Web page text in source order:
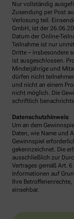
Nur vollständig
Zusendung per Post
Verlosung teil.
GmbH, ist der
Datum der Online-
Teilnahme ist nur
Dritte – insbesondere
ist ausgeschlossen.
Minderjährige und
dürfen nicht
und nicht an einem
nicht möglich. Die
schriftlich
Datenschutzhinweis
Um an dem
Daten, wie Name und
Gewinnspiel
gekennzeichnet. Die
ausschließlich zur
Vertrages gemäß Art.
Informationen auf
Ihre
einsehbar.